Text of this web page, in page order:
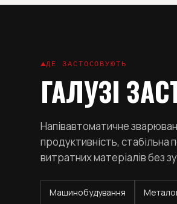
ДЕ ЗАСТОСОВУЮТЬ
ГАЛУЗІ
Напівавтоматичне
продуктивність, стабільна
витратних матеріалів без
Машинобудування